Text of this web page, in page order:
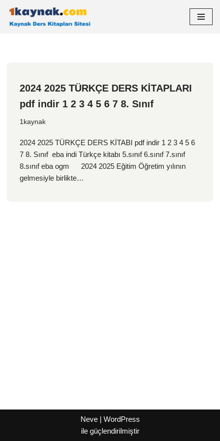
İçeriğe
2024 2025 TÜRKÇE DERS KİTAPLARI
pdf indir 1 2 3 4 5 6 7 8. Sınıf
1kaynak
2024 2025 TÜRKÇE DERS KİTABI pdf indir 1 2 3 4 5 6
7 8. Sınıf eba indi Türkçe kitabı 5.sınıf 6.sınıf 7.sınıf
8.sınıf eba ogm 2024 2025 Eğitim Öğretim yılının
gelmesiyle birlikte…
Neve| WordPress
ile güçlendirilmiştir